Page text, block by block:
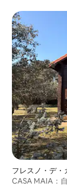
フレスノ・デ・
CASA MAIA：